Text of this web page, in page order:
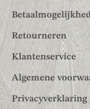
Retourneren
Klantenservice
Algemene
Privacyverklaring